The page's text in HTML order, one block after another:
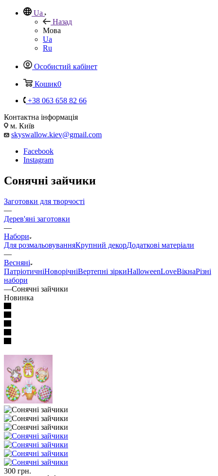
Ua
Назад
Мова
Ua
Ru
Особистий кабінет
Кошик0
+38 063 658 82 66
Контактна інформація
м. Київ
skyswallow.kiev@gmail.com
Facebook
Instagram
Сонячні зайчики
Заготовки для творчості
—
Дерев'яні заготовки
—
Набори
Для розмальовуванняКрупний декорДодаткові матеріали
—
Весняні
ПатріотичніНоворічніВертепні зіркиHalloweenLoveВікнаРізні
набори
—Сонячні зайчики
Новинка
300 грн.